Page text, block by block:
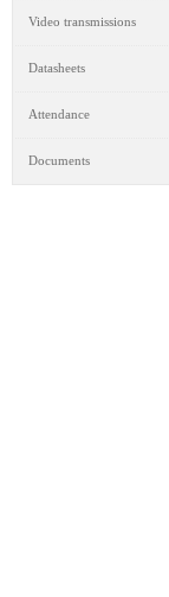
Video transmissions
Datasheets
Attendance
Documents